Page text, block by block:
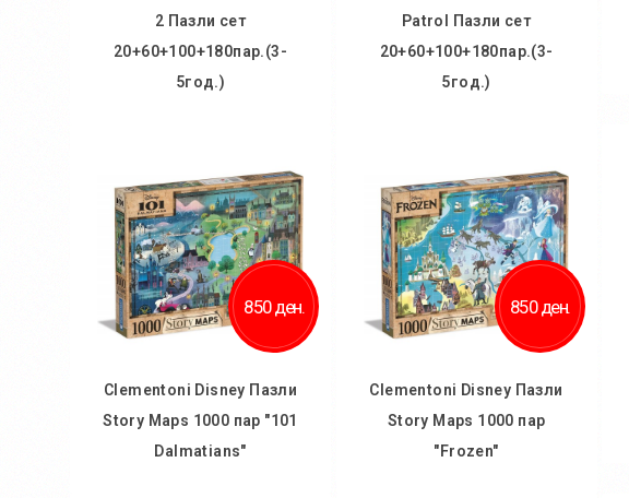
2 Пазли сет
20+60+100+180пар.(3-
5год.)
Додај во желби
Додај за споредба
Patrol Пазли сет
20+60+100+180пар.(3-
5год.)
Додај во желби
Додај за споредба
850 ден.
Clementoni Disney Пазли
Story Maps 1000 пар "101
Dalmatians"
850 ден.
Clementoni Disney Пазли
Story Maps 1000 пар
"Frozen"